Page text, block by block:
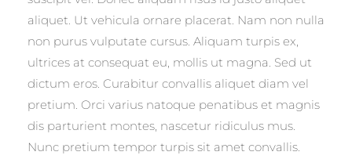
aliquet. Ut vehicula ornare placerat. Nam non nulla
non purus vulputate cursus. Aliquam turpis ex,
ultrices at consequat eu, mollis ut magna. Sed ut
dictum eros. Curabitur convallis aliquet diam vel
pretium. Orci varius natoque penatibus et magnis
dis parturient montes, nascetur ridiculus mus.
Nunc pretium tempor turpis sit amet convallis.